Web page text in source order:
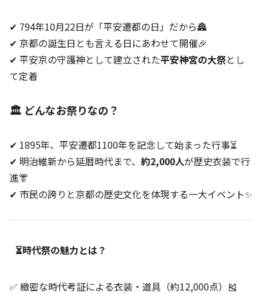
✔ 794年10月22日が「平安遷都の日」だから🏯
✔ 京都の誕生日とも言える日にあわせて開催🎉
✔ 平安京の守護神として建立された平安神宮の大祭とし
て定着
🏛️ どんなお祭りなの？
✔ 1895年、平安遷都1100年を記念して始まった行事⏳
✔ 明治維新から延暦時代まで、 約2,000人が歴史衣装で行
進👘
✔ 市民の誇りと京都の歴史文化を体現する一大イベント✨
⏳時代祭の魅力とは？
✅ 緻密な時代考証による衣装・道具（約12,000点）🎽